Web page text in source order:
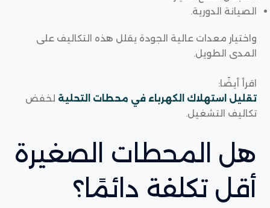
الصيانة الدورية.
واختيار معدات عالية الجودة يقلل هذه التكاليف على
المدى الطويل.
اقرأ أيضًا:
تقليل استهلاك الكهرباء في محطات التحلية لخفض
تكاليف التشغيل.
هل المحطات الصغيرة
أقل تكلفة دائمًا؟